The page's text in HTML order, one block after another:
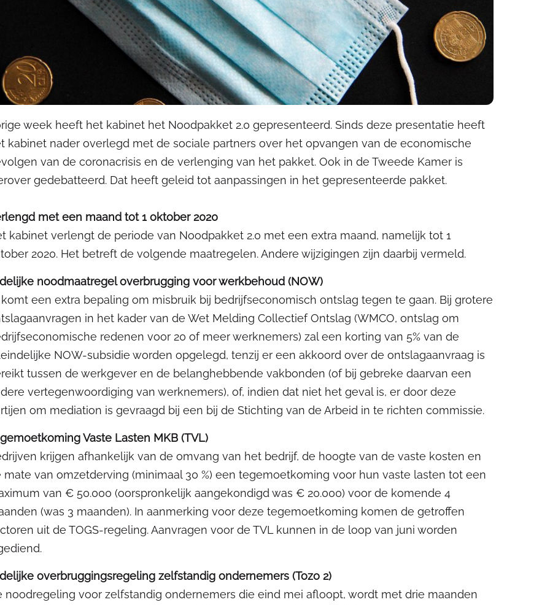
week heeft het kabinet het Noodpakket 2.0 gepresenteerd. Sinds deze presentatie heeft
kabinet nader overlegd met de sociale partners over het opvangen van de economische
van de coronacrisis en de verlenging van het pakket. Ook in de Tweede Kamer is
gedebatteerd. Dat heeft geleid tot aanpassingen in het gepresenteerde pakket.
met een maand tot 1 oktober 2020
kabinet verlengt de periode van Noodpakket 2.0 met een extra maand, namelijk tot 1
2020. Het betreft de volgende maatregelen. Andere wijzigingen zijn daarbij vermeld.
noodmaatregel overbrugging voor werkbehoud (NOW)
komt een extra bepaling om misbruik bij bedrijfseconomisch ontslag tegen te gaan. Bij grotere
in het kader van de Wet Melding Collectief Ontslag (WMCO, ontslag om
redenen voor 20 of meer werknemers) zal een korting van 5% van de
NOW-subsidie worden opgelegd, tenzij er een akkoord over de ontslagaanvraag is
tussen de werkgever en de belanghebbende vakbonden (of bij gebreke daarvan een
vertegenwoordiging van werknemers), of, indien dat niet het geval is, er door deze
om mediation is gevraagd bij een bij de Stichting van de Arbeid in te richten commissie.
Vaste Lasten MKB (TVL)
krijgen afhankelijk van de omvang van het bedrijf, de hoogte van de vaste kosten en
mate van omzetderving (minimaal 30 %) een tegemoetkoming voor hun vaste lasten tot een
van € 50.000 (oorspronkelijk aangekondigd was € 20.000) voor de komende 4
(was 3 maanden). In aanmerking voor deze tegemoetkoming komen de getroffen
uit de TOGS-regeling. Aanvragen voor de TVL kunnen in de loop van juni worden
overbruggingsregeling zelfstandig ondernemers (Tozo 2)
noodregeling voor zelfstandig ondernemers die eind mei afloopt, wordt met drie maanden